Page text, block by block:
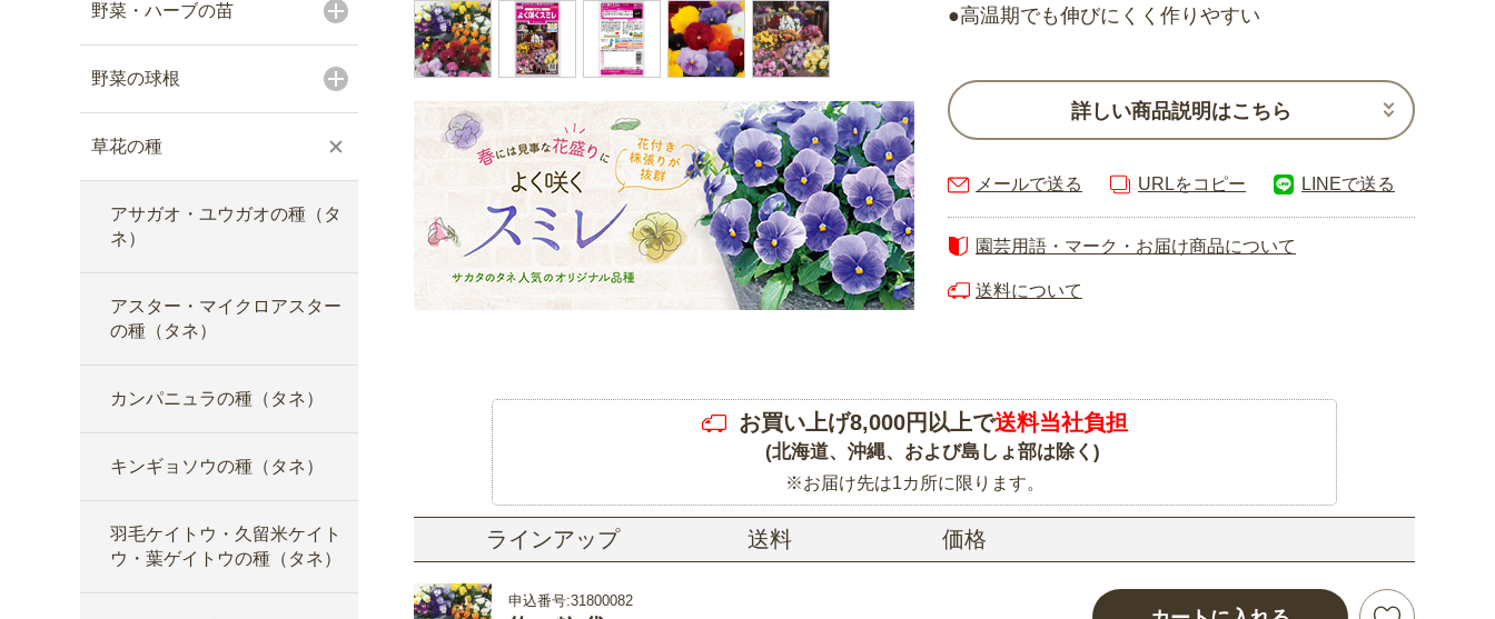
野菜・ハーブの苗
野菜の球根
草花の種
アサガオ・ユウガオの種（タ
ネ）
アスター・マイクロアスター
の種（タネ）
カンパニュラの種（タネ）
キンギョソウの種（タネ）
羽毛ケイトウ・久留米ケイト
ウ・葉ゲイトウの種（タネ）
●高温期でも伸びにくく作りやすい
詳しい商品説明はこちら
メールで送る URLをコピー LINEで送る
園芸用語・マーク・お届け商品について
送料について
お買い上げ8,000円以上で送料当社負担
(北海道、沖縄、および島しょ部は除く)
※お届け先は1カ所に限ります。
ラインアップ 送料 価格
申込番号:31800082